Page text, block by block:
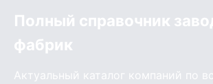
Полный справочник
фабрик
Актуальный каталог компаний по